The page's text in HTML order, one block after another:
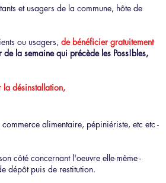
et usagers de la commune, hôte de
ou usagers, de bénéficier gratuitement
la semaine qui précède les Poss!bles,
désinstallation,
alimentaire, pépiniériste, etc etc -
côté concernant l'oeuvre elle-même -
dépôt puis de restitution.